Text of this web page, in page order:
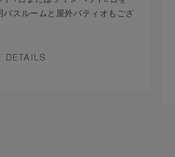
バスルームと屋外パティオもござ
DETAILS